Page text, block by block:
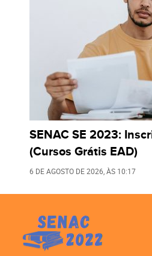
SENAC SE 2023:
(Cursos Grátis EAD)
6 DE AGOSTO DE 2026 , ÀS 10:17